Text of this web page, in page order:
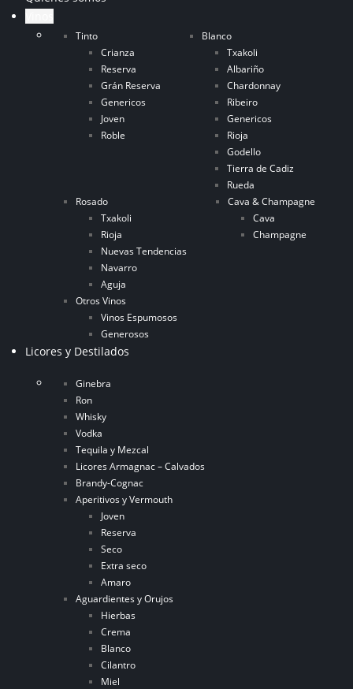
Tinto
Crianza
Reserva
Grán Reserva
Genericos
Joven
Roble
Blanco
Txakoli
Albariño
Chardonnay
Ribeiro
Genericos
Rioja
Godello
Tierra de Cadiz
Rueda
Rosado
Txakoli
Rioja
Nuevas Tendencias
Navarro
Aguja
Cava & Champagne
Cava
Champagne
Otros Vinos
Vinos Espumosos
Generosos
Licores y Destilados
Ginebra
Ron
Whisky
Vodka
Tequila y Mezcal
Licores Armagnac – Calvados
Brandy-Cognac
Aperitivos y Vermouth
Joven
Reserva
Seco
Extra seco
Amaro
Aguardientes y Orujos
Hierbas
Crema
Blanco
Cilantro
Miel